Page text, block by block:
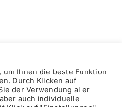
Datenschutzerklärung
Ihnen die beste Funktion
Durch Klicken auf
der Verwendung aller
auch individuelle